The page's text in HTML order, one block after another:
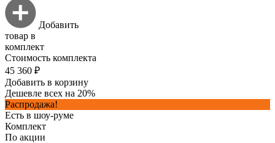
Добавить
товар в
комплект
Стоимость комплекта
45 360 ₽
Добавить в корзину
Дешевле всех на 20%
Распродажа!
Есть в шоу-руме
Комплект
По акции